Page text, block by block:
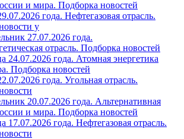
и мира. Подборка новостей
года. Нефтегазовая отрасль.
у
27.07.2026 года.
отрасль. Подборка новостей
24.07.2026 года. Атомная энергетика
Подборка новостей
года. Угольная отрасль.
20.07.2026 года. Альтернативная
и мира. Подборка новостей
17.07.2026 года. Нефтегазовая отрасль.